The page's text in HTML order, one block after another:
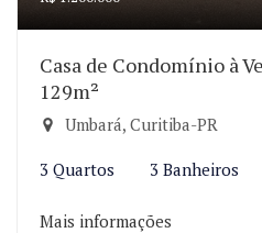
Casa de Condomínio à
129m²
Umbará, Curitiba-PR
3 Quartos 3 Banheiros
Mais informações